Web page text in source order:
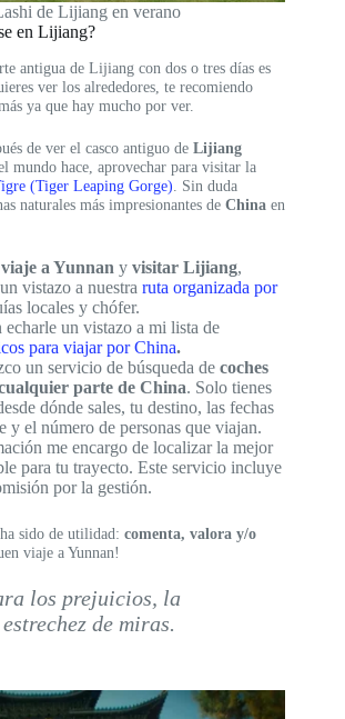
de Lijiang en verano
en Lijiang?
antigua de Lijiang con dos o tres días es
ver los alrededores, te recomiendo
ya que hay mucho por ver.
de ver el casco antiguo de Lijiang
mundo hace, aprovechar para visitar la
(Tiger Leaping Gorge) . Sin duda
naturales más impresionantes de China en
viaje a Yunnan y visitar Lijiang,
vistazo a nuestra ruta organizada por
locales y chófer.
echarle un vistazo a mi lista de
para viajar por China.
un servicio de búsqueda de coches
parte de China. Solo tienes
dónde sales, tu destino, las fechas
y el número de personas que viajan.
me encargo de localizar la mejor
para tu trayecto. Este servicio incluye
por la gestión.
sido de utilidad: comenta, valora y/o
viaje a Yunnan!
los prejuicios, la
de miras.